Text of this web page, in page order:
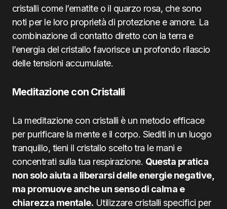
cristalli come l’ematite o il quarzo rosa, che sono
noti per le loro proprietà di protezione e amore. La
combinazione di contatto diretto con la terra e
l’energia del cristallo favorisce un profondo rilascio
delle tensioni accumulate.
Meditazione con Cristalli
La meditazione con cristalli è un metodo efficace
per purificare la mente e il corpo. Siediti in un luogo
tranquillo, tieni il cristallo scelto tra le mani e
concentrati sulla tua respirazione. Questa pratica
non solo aiuta a liberarsi delle energie negative,
ma promuove anche un senso di calma e
chiarezza mentale. Utilizzare cristalli specifici per